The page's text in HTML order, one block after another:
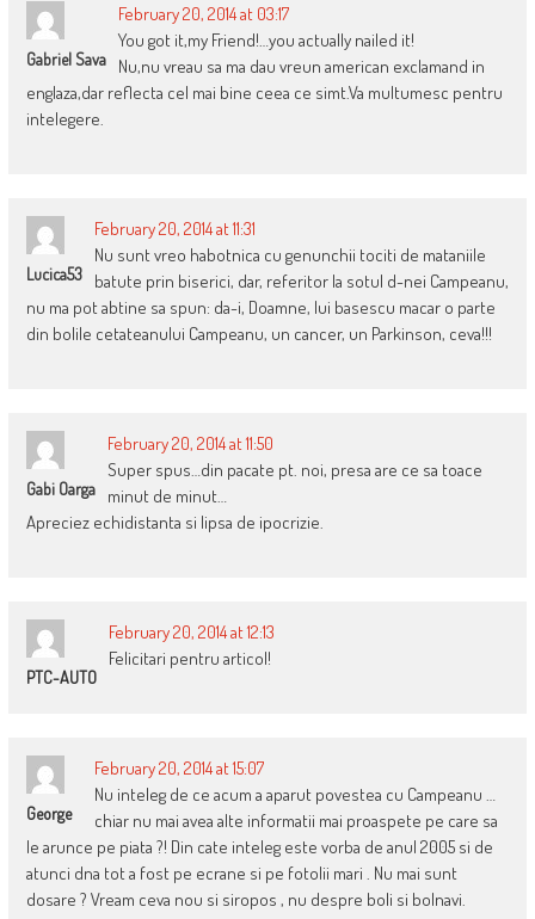
Gabriel Sava
February 20, 2014 at 03:17
You got it,my Friend!…you actually nailed it!
Nu,nu vreau sa ma dau vreun american exclamand in
englaza,dar reflecta cel mai bine ceea ce simt.Va multumesc pentru
intelegere.
Lucica53
February 20, 2014 at 11:31
Nu sunt vreo habotnica cu genunchii tociti de mataniile
batute prin biserici, dar, referitor la sotul d-nei Campeanu,
nu ma pot abtine sa spun: da-i, Doamne, lui basescu macar o parte
din bolile cetateanului Campeanu, un cancer, un Parkinson, ceva!!!
Gabi Oarga
February 20, 2014 at 11:50
Super spus…din pacate pt. noi, presa are ce sa toace
minut de minut…
Apreciez echidistanta si lipsa de ipocrizie.
PTC-AUTO
February 20, 2014 at 12:13
Felicitari pentru articol!
George
February 20, 2014 at 15:07
Nu inteleg de ce acum a aparut povestea cu Campeanu …
chiar nu mai avea alte informatii mai proaspete pe care sa
le arunce pe piata ?! Din cate inteleg este vorba de anul 2005 si de
atunci dna tot a fost pe ecrane si pe fotolii mari . Nu mai sunt
dosare ? Vream ceva nou si siropos , nu despre boli si bolnavi.